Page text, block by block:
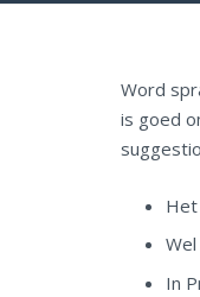
Word
is goed
In